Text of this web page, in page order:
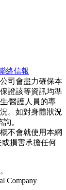
絡信報
司會盡力確保本
證該等資訊均準
∕醫護人員的專
。如對身體狀況
。
不會就使用本網
損害承擔任何
Company